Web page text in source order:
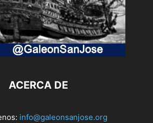
ACERCA DE
info@galeonsanjose.org